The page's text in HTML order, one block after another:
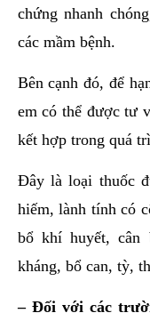
chứng nhanh
các mầm bệnh.
Bên cạnh đó, để
em có thể được tư
kết hợp trong quá
Đây là loại thuốc
hiếm, lành tính có
bổ khí huyết, cân
kháng, bổ can, tỳ,
– Đối với các